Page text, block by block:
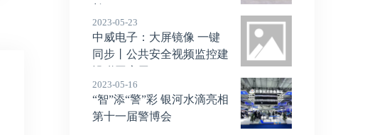
2023-05-23
中威电子：大屏镜像 一键
同步丨公共安全视频监控建
2023-05-16
“智”添“警”彩 银河水滴亮相
第十一届警博会